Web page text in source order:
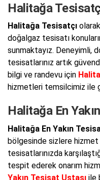
Halitağa
Halitağa Tesisatçı
doğalgaz tesisatı
sunmaktayız. Deneyimli,
tesisatlarınız artık
bilgi ve randevu için
hizmetleri temsilcimiz ile
Halitağa En
Halitağa En Yakın
bölgesinde sizlere hizmet
tesisatlarınızda
tespit ederek onarım
Yakın Tesisat Ustası ile